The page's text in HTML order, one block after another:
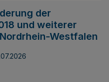
der
und weiterer
Westfalen